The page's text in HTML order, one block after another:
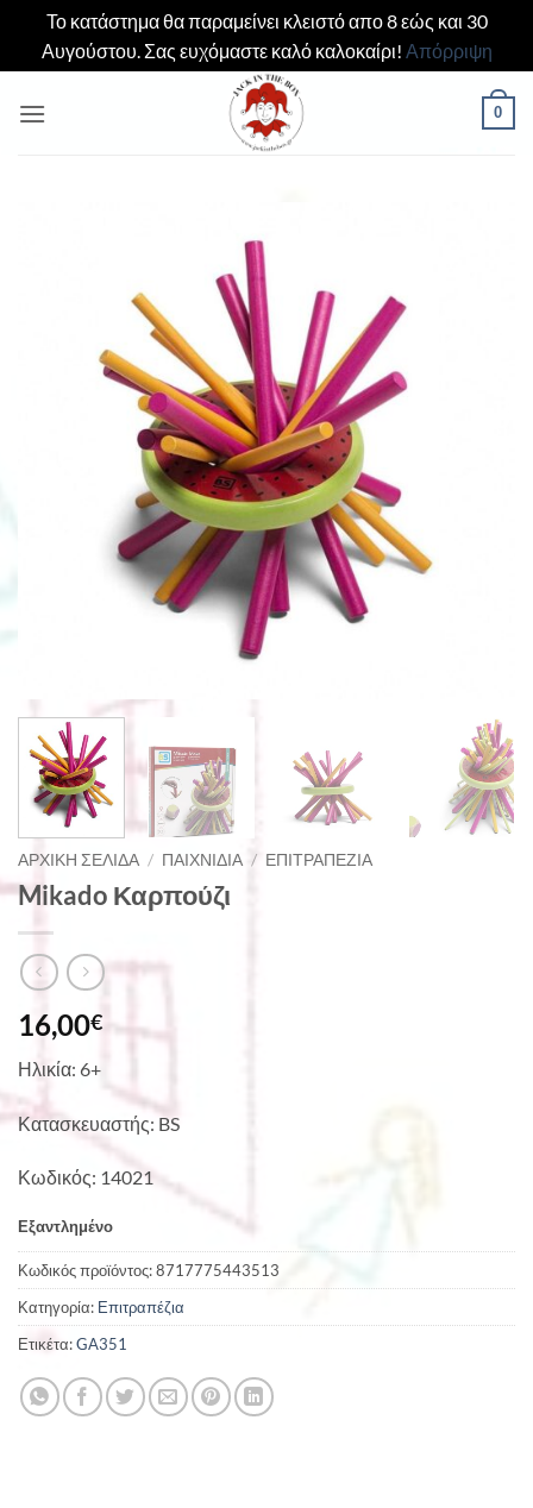
Το κατάστημα θα παραμείνει κλειστό απο 8 εώς και 30
Αυγούστου. Σας ευχόμαστε καλό καλοκαίρι! Απόρριψη
στο
0
ΑΡΧΙΚΉ ΣΕΛΊΔΑ / ΠΑΙΧΝΊΔΙΑ / ΕΠΙΤΡΑΠΈΖΙΑ
Mikado Καρπούζι
16,00€
Ηλικία: 6+
Κατασκευαστής: BS
Κωδικός: 14021
Εξαντλημένο
Κωδικός προϊόντος:8717775443513
Κατηγορία: Επιτραπέζια
Ετικέτα:GA351